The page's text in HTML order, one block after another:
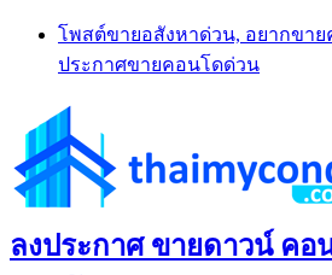
Skip
content
โพสต์ขายอสังหาด่วน, อยากขา
ประกาศขายคอนโดด่วน
ลงประกาศ ขายดาวน์ คอ